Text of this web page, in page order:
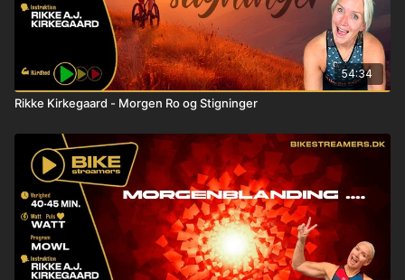
54:34
Rikke Kirkegaard - Morgen Ro og Stigninger